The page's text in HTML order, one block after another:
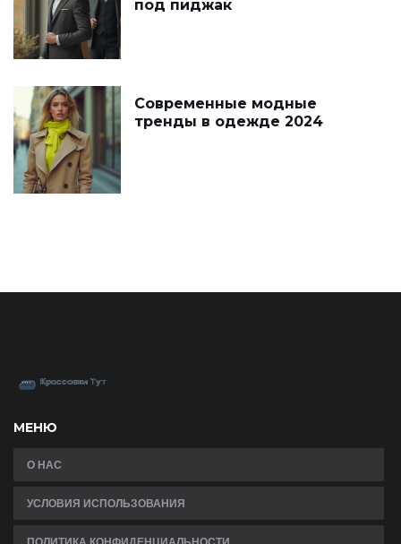
под пиджак
Современные модные
тренды в одежде 2024
МЕНЮ
О НАС
УСЛОВИЯ ИСПОЛЬЗОВАНИЯ